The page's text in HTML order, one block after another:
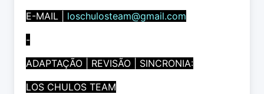
E-MAIL |
loschulosteam@gmail.com
-
ADAPTAÇÃO | REVISÃO | SINCRONIA:
LOS CHULOS TEAM